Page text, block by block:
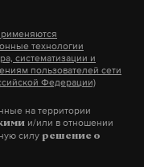
11
of a
технологии
систематизации и
пользователей сети
Федерации)
на территории
и/или в отношении
силу решение о